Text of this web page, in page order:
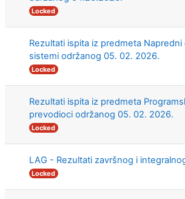
Locked
Rezultati ispita iz predmeta
sistemi održanog 05. 02. 2026.
Locked
Rezultati ispita iz predmeta
prevodioci održanog 05. 02. 2026.
Locked
LAG - Rezultati završnog i
Locked